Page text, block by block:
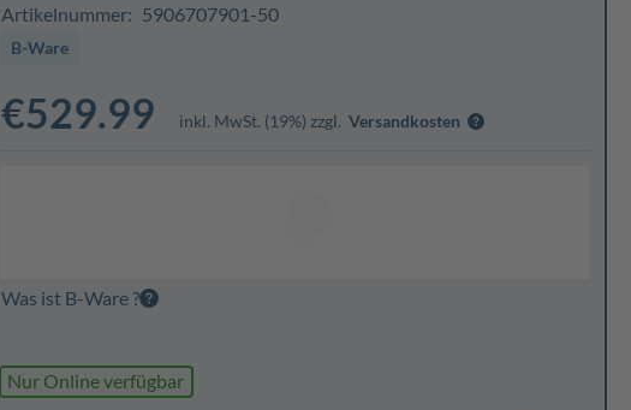
Artikelnummer: 5906707901-50
B-Ware
€529.99 inkl. MwSt. (19%) zzgl. Versandkosten
Was ist B-Ware ?
Nur Online verfügbar